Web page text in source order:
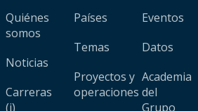
Quiénes
somos
Noticias
Carreras
(i)
Países
Temas
Proyectos y
operaciones
Eventos
Datos
Academia
del
Grupo